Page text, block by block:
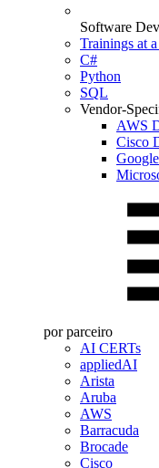
Software
Trainings at
C#
Python
SQL
Vendor-
AWS
Cisco
por parceiro
AI CERTs
appliedAI
Arista
Aruba
AWS
Barracuda
Brocade
Cisco